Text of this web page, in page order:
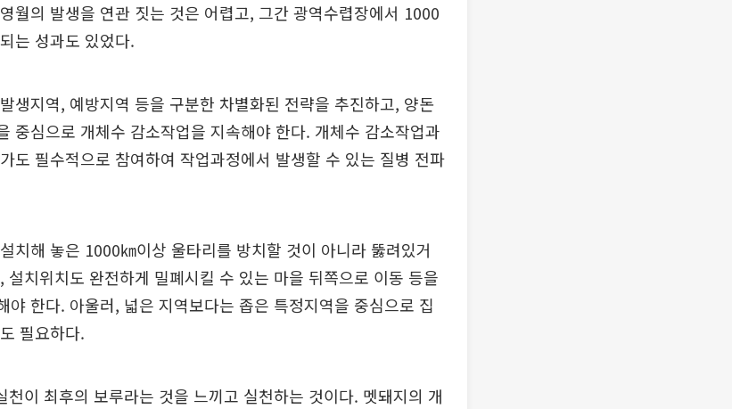
월의 발생을 연관 짓는 것은 어렵고, 그간 광역수렵장에서 1000
는 성과도 있었다.
생지역, 예방지역 등을 구분한 차별화된 전략을 추진하고, 양돈
중심으로 개체수 감소작업을 지속해야 한다. 개체수 감소작업과
도 필수적으로 참여하여 작업과정에서 발생할 수 있는 질병 전파
치해 놓은 1000㎞이상 울타리를 방치할 것이 아니라 뚫려있거
설치위치도 완전하게 밀폐시킬 수 있는 마을 뒤쪽으로 이동 등을
야 한다. 아울러, 넓은 지역보다는 좁은 특정지역을 중심으로 집
필요하다.
천이 최후의 보루라는 것을 느끼고 실천하는 것이다. 멧돼지의 개